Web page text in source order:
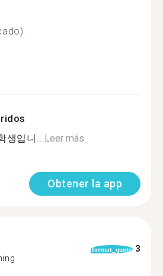
생입니... Leer más
Obtener la app
format_quote 3